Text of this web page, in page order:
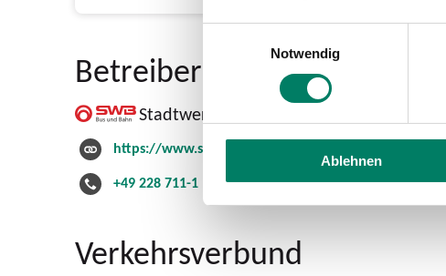
Notwendig
Ablehnen
Betreiber
Stadtwerke Bonn Verkehrs GmbH
https://www.swb-busundbahn.de
+49 228 711-1
Verkehrsverbund